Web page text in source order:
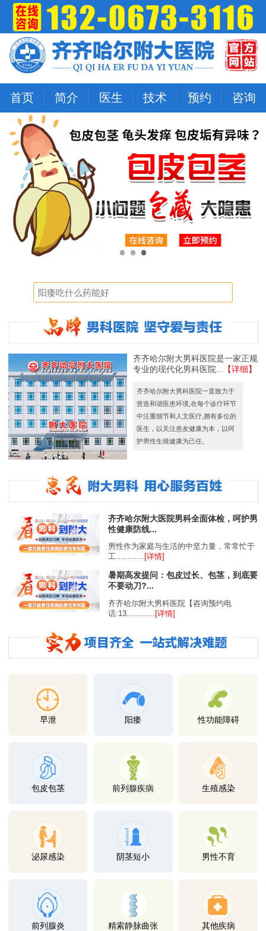
首页 简介 医生 技术 预约 咨询
齐齐哈尔附大男科医院是一家正规
专业的现代化男科医院...
【详细】
齐齐哈尔附大男科医院一直致力于
营造和谐医患环境,在每个诊疗环节
中注重细节和人文医疗,拥有多位的
医生，以关注患友健康为本，以呵
护男性生殖健康为己任。
齐齐哈尔附大医院男科全面体检，呵护男
性健康防线...
男性作为家庭与生活的中坚力量，常常忙于
工............ [详情]
暑期高发提问：包皮过长、包茎，到底要
不要动刀?...
齐齐哈尔附大男科医院【咨询预约电
话:13............
[详情]
早泄 阳痿 性功能障碍
包皮包茎 前列腺疾病 生殖感染
泌尿感染 阴茎短小 男性不育
前列腺炎 精索静脉曲张 其他疾病